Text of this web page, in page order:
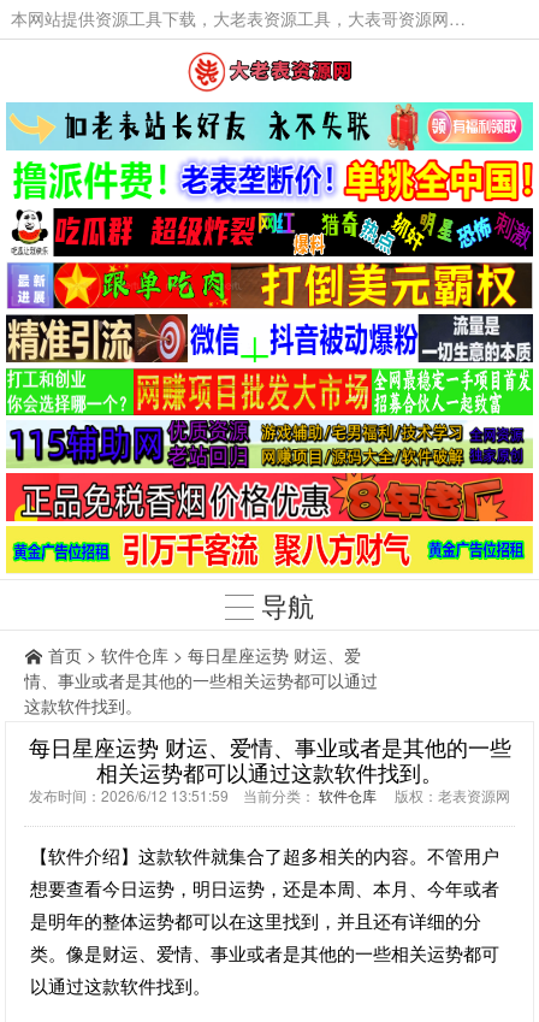
本网站提供资源工具下载，大老表资源工具，大表哥资源网软件工具，大老表资源下载，活动线报福利资源分享,活动线报，大型网游经典游戏，网络热门技术游戏辅助交流与分享。
导航
首页 > 软件仓库 > 每日星座运势 财运、爱
情、事业或者是其他的一些相关运势都可以通过
这款软件找到。
每日星座运势 财运、爱情、事业或者是其他的一些
相关运势都可以通过这款软件找到。
发布时间：2026/6/12 13:51:59 当前分类： 软件仓库 版权：老表资源网
【软件介绍】这款软件就集合了超多相关的内容。不管用户
想要查看今日运势，明日运势，还是本周、本月、今年或者
是明年的整体运势都可以在这里找到，并且还有详细的分
类。像是财运、爱情、事业或者是其他的一些相关运势都可
以通过这款软件找到。